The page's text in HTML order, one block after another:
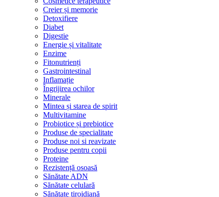
Creier și memorie
Detoxifiere
Diabet
Digestie
Energie și vitalitate
Enzime
Fitonutrienți
Gastrointestinal
Inflamație
Îngrijirea ochilor
Minerale
Mintea și starea de spirit
Multivitamine
Probiotice și prebiotice
Produse de specialitate
Produse noi si reavizate
Produse pentru copii
Proteine
Rezistență osoasă
Sănătate ADN
Sănătate celulară
Sănătate tiroidiană